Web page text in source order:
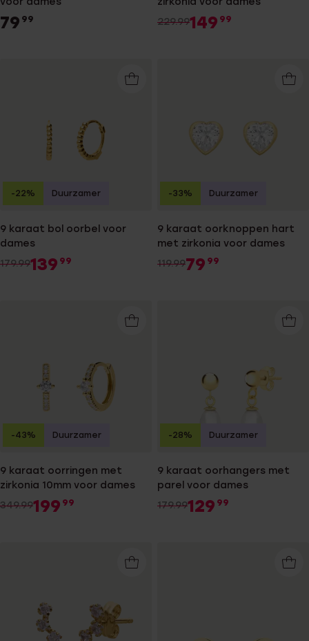
79 99
229.99149 99
9 karaat bol oorbel voor
dames
179.99139 99
-22% Duurzamer
9 karaat oorknoppen hart
met zirkonia voor dames
119.9979 99
-33% Duurzamer
9 karaat oorringen met
zirkonia 10mm voor dames
349.99199 99
-43% Duurzamer
9 karaat oorhangers met
parel voor dames
179.99129 99
-28% Duurzamer